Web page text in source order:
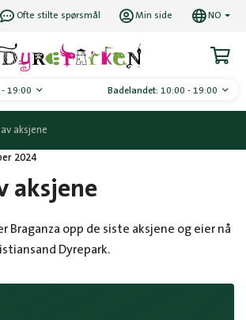
19:00 Badelandet: 10:00 - 19:00
Ofte stilte spørsmål Min side NO
aksjene
2024
aksjene
Braganza opp de siste aksjene og eier nå
Dyrepark.